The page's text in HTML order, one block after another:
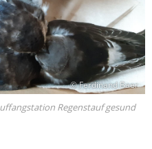
© Ferdinand Baer
Regenstauf gesund